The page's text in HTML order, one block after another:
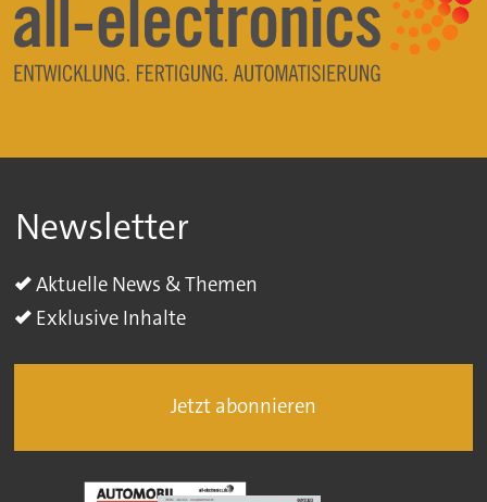
Newsletter
Aktuelle News & Themen
Exklusive Inhalte
Jetzt abonnieren